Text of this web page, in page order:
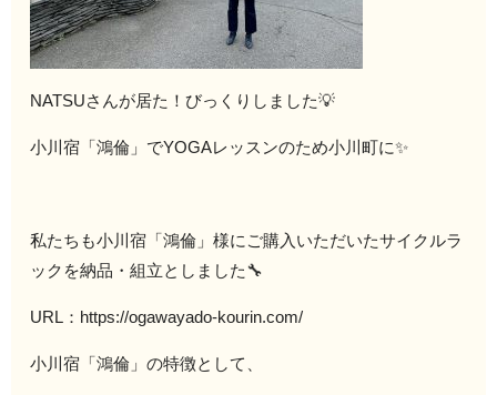
NATSUさんが居た！びっくりしました💡
小川宿「鴻倫」でYOGAレッスンのため小川町に✨
私たちも小川宿「鴻倫」様にご購入いただいたサイクルラ
ックを納品・組立としました🔧
URL：https://ogawayado-kourin.com/
小川宿「鴻倫」の特徴として、